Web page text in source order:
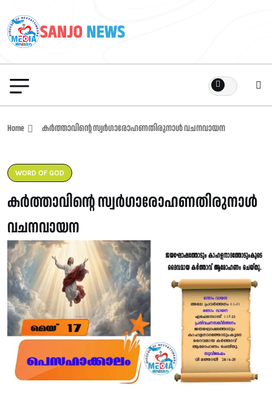
Home കർത്താവിന്റെ സ്വർഗാരോഹണതിരുനാൾ വചനവായന
WORD OF GOD
കർത്താവിന്റെ സ്വർഗാരോഹണതിരുനാൾ
വചനവായന